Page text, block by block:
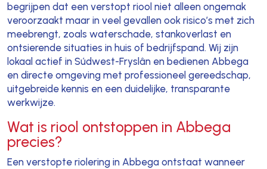
begrijpen dat een verstopt riool niet alleen ongemak
veroorzaakt maar in veel gevallen ook risico’s met zich
meebrengt, zoals waterschade, stankoverlast en
ontsierende situaties in huis of bedrijfspand. Wij zijn
lokaal actief in Súdwest-Fryslân en bedienen Abbega
en directe omgeving met professioneel gereedschap,
uitgebreide kennis en een duidelijke, transparante
werkwijze.
Wat is riool ontstoppen in Abbega
precies?
Een verstopte riolering in Abbega ontstaat wanneer